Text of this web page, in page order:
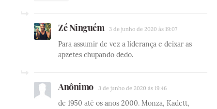
Zé Ninguém 3 de junho de 2020 às 19:07
Para assumir de vez a liderança e deixar as
apzetes chupando dedo.
Anônimo 3 de junho de 2020 às 19:46
de 1950 até os anos 2000. Monza, Kadett,